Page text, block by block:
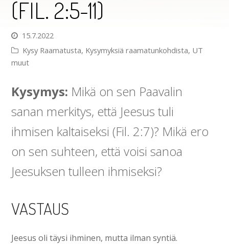
(FIL. 2:5-11)
15.7.2022
Kysy Raamatusta, Kysymyksiä raamatunkohdista, UT
muut
Kysymys: Mikä on sen Paavalin
sanan merkitys, että Jeesus tuli
ihmisen kaltaiseksi (Fil. 2:7)? Mikä ero
on sen suhteen, että voisi sanoa
Jeesuksen tulleen ihmiseksi?
VASTAUS
Jeesus oli täysi ihminen, mutta ilman syntiä.